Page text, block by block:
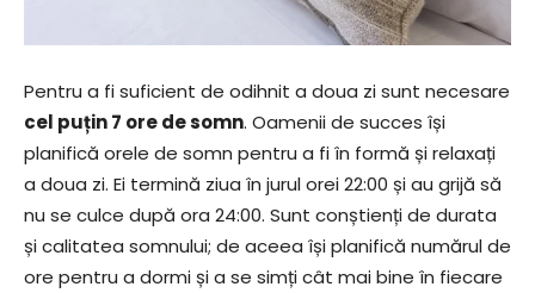
Pentru a fi suficient de odihnit a doua zi sunt necesare
cel puțin 7 ore de somn. Oamenii de succes își
planifică orele de somn pentru a fi în formă și relaxați
a doua zi. Ei termină ziua în jurul orei 22:00 și au grijă să
nu se culce după ora 24:00. Sunt conștienți de durata
și calitatea somnului; de aceea își planifică numărul de
ore pentru a dormi și a se simți cât mai bine în fiecare